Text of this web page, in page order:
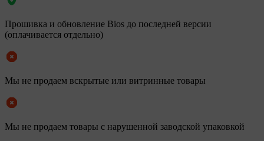
Прошивка и обновление Bios до последней версии
(оплачивается отдельно)
Мы не продаем вскрытые или витринные товары
Мы не продаем товары с нарушенной заводской упаковкой